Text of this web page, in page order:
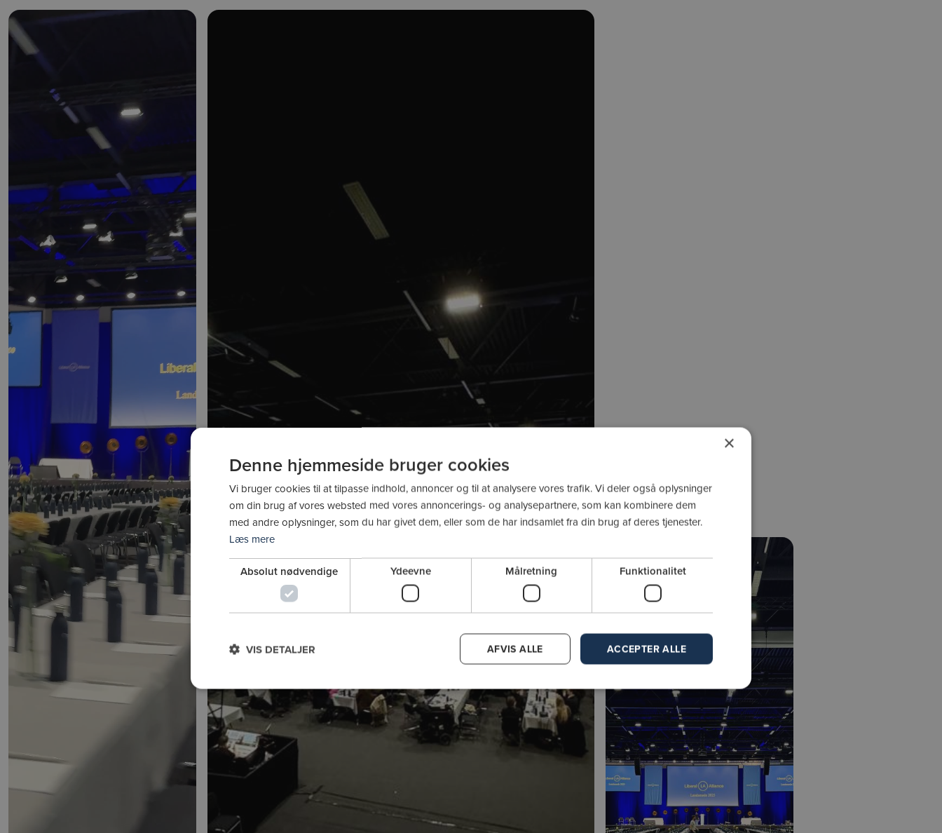
×
Denne hjemmeside bruger cookies
Vi bruger cookies til at tilpasse indhold, annoncer og til at analysere vores trafik. Vi deler også oplysninger
om din brug af vores websted med vores annoncerings- og analysepartnere, som kan kombinere dem
med andre oplysninger, som du har givet dem, eller som de har indsamlet fra din brug af deres tjenester.
Læs mere
Absolut nødvendige Ydeevne Målretning Funktionalitet
ACCEPTER ALLE
AFVIS ALLE
VIS DETALJER